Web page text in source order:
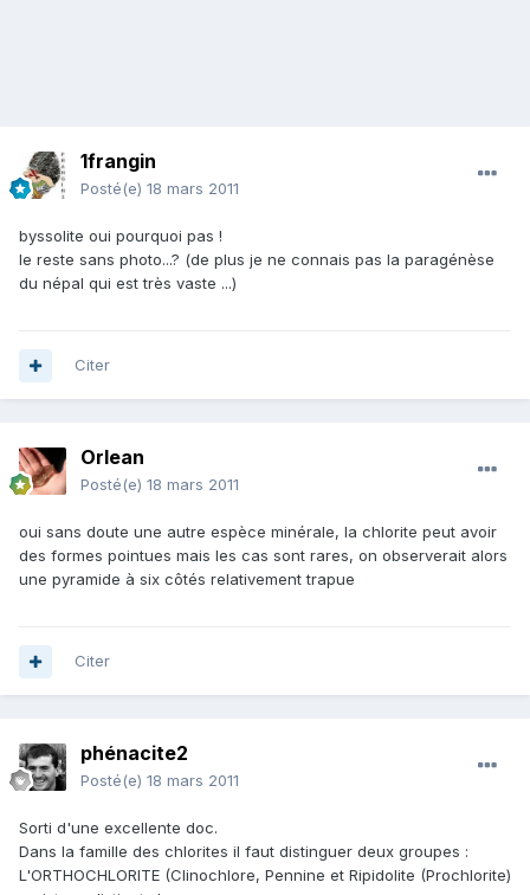
1frangin
Posté(e) 18 mars 2011
byssolite oui pourquoi pas !
le reste sans photo...? (de plus je ne connais pas la paragénèse
du népal qui est très vaste ...)
Citer
Orlean
Posté(e) 18 mars 2011
oui sans doute une autre espèce minérale, la chlorite peut avoir
des formes pointues mais les cas sont rares, on observerait alors
une pyramide à six côtés relativement trapue
Citer
phénacite2
Posté(e) 18 mars 2011
Sorti d'une excellente doc.
Dans la famille des chlorites il faut distinguer deux groupes :
L'ORTHOCHLORITE (Clinochlore, Pennine et Ripidolite (Prochlorite)